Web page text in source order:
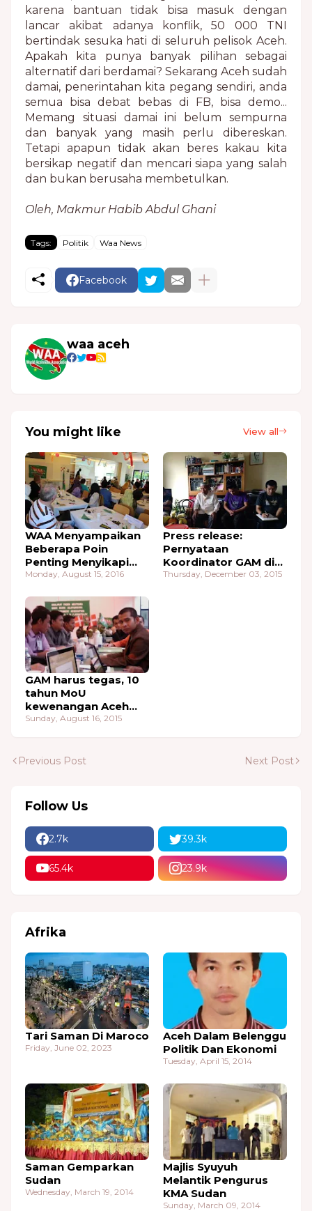
karena bantuan tidak bisa masuk dengan
lancar akibat adanya konflik, 50 000 TNI
bertindak sesuka hati di seluruh pelisok Aceh.
Apakah kita punya banyak pilihan sebagai
alternatif dari berdamai? Sekarang Aceh sudah
damai, penerintahan kita pegang sendiri, anda
semua bisa debat bebas di FB, bisa demo...
Memang situasi damai ini belum sempurna
dan banyak yang masih perlu dibereskan.
Tetapi apapun tidak akan beres kakau kita
bersikap negatif dan mencari siapa yang salah
dan bukan berusaha membetulkan.
Oleh, Makmur Habib Abdul Ghani
Tags: Politik Waa News
Facebook
waa aceh
You might like View all
WAA Menyampaikan
Beberapa Poin
Penting Menyikapi
Peringatan 11 Tahun
Monday, August 15, 2016
Press release:
Pernyataan
Koordinator GAM di
Swedia Untuk Milad
Thursday, December 03, 2015
GAM harus tegas, 10
tahun MoU
kewenangan Aceh
masih di permainkan
Sunday, August 16, 2015
Previous Post Next Post
Follow Us
2.7k 39.3k
65.4k 23.9k
Afrika
Tari Saman Di Maroco
Friday, June 02, 2023
Aceh Dalam Belenggu
Politik Dan Ekonomi
Tuesday, April 15, 2014
Saman Gemparkan
Sudan
Wednesday, March 19, 2014
Majlis Syuyuh
Melantik Pengurus
KMA Sudan
Sunday, March 09, 2014